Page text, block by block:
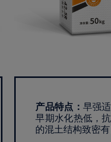
产品特点： 早强
早期水化热低，
的混土结构致密有